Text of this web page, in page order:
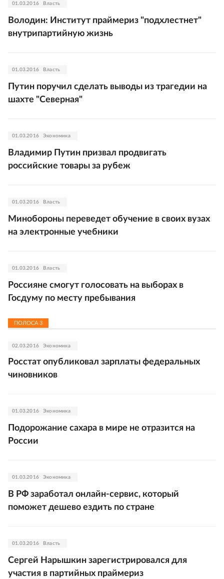
01.03.2016 Власть
Володин: Институт праймериз "подхлестнет"
внутрипартийную жизнь
01.03.2016 Власть
Путин поручил сделать выводы из трагедии на
шахте "Северная"
01.03.2016 Экономика
Владимир Путин призвал продвигать
российские товары за рубеж
01.03.2016 Власть
Минобороны переведет обучение в своих вузах
на электронные учебники
01.03.2016 Власть
Россияне смогут голосовать на выборах в
Госдуму по месту пребывания
ПОЛОСА 3
02.03.2016 Экономика
Росстат опубликовал зарплаты федеральных
чиновников
01.03.2016 Экономика
Подорожание сахара в мире не отразится на
России
01.03.2016 Экономика
В РФ заработал онлайн-сервис, который
поможет дешево ездить по стране
01.03.2016 Власть
Сергей Нарышкин зарегистрировался для
участия в партийных праймериз